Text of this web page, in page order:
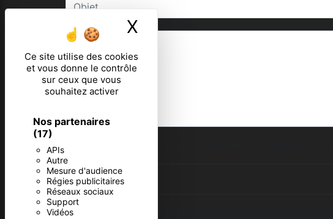
Ce site utilise des cookies
et vous donne le contrôle
sur ceux que vous
souhaitez activer
Nos partenaires
(17)
APIs
Autre
Mesure d'audience
Régies publicitaires
Réseaux sociaux
Support
Vidéos
X Masquer le bandeau
** Les données personnelles communiquées sont nécessaires aux fins de